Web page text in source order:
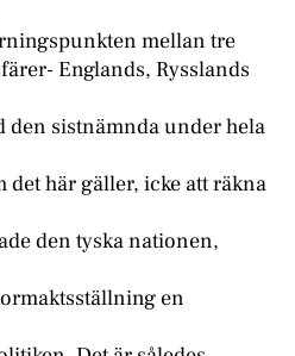
mellan tre
Englands, Rysslands
den sistnämnda under hela
det här gäller, icke att räkna
den tyska nationen,
en